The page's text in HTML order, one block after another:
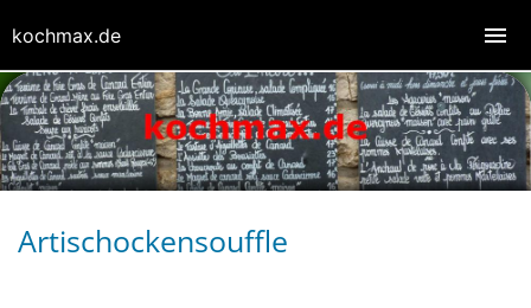
Artischockensouffle
kochmax.de